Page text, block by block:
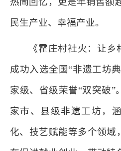
民生产业、幸福产业。
《霍庄村社火：让乡
成功入选全国“非遗工坊
家级、省级荣誉“双突破”
家市、县级非遗工坊，
化、技艺赋能等多个领域